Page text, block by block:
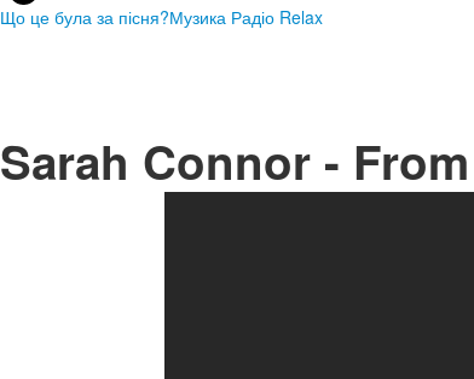
Що це була за пісня?Музика Радіо Relax
Sarah Connor -